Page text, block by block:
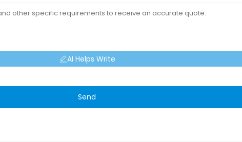
AI Helps Write
Send